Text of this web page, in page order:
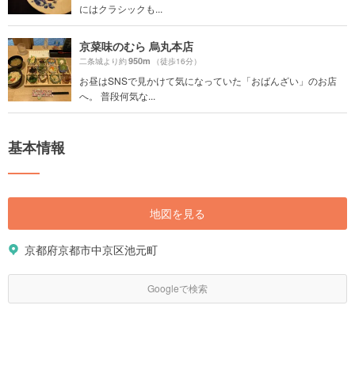
にはクラシックも...
京菜味のむら 烏丸本店
二条城より約950m （徒歩16分）
お昼はSNSで見かけて気になっていた「おばんざい」のお店
へ。 普段何気な...
基本情報
地図を見る
京都府京都市中京区池元町
Googleで検索